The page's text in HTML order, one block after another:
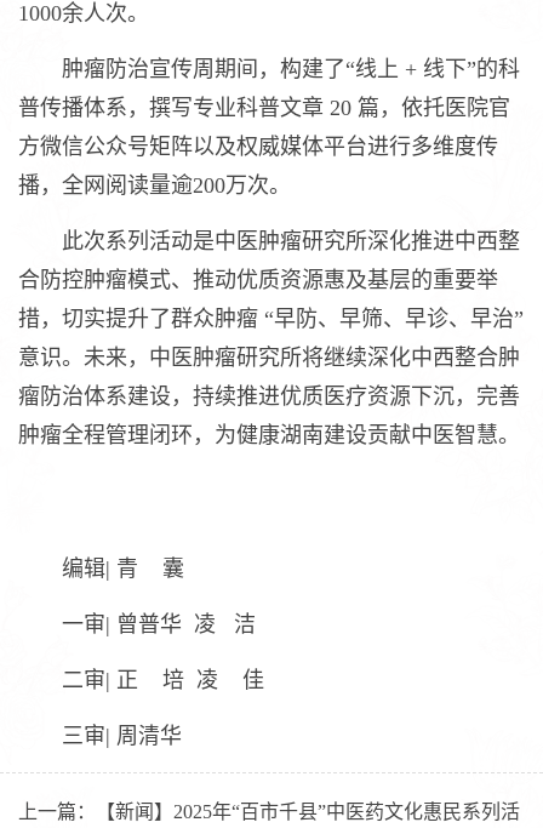
1000余人次。
肿瘤防治宣传周期间，构建了“线上 + 线下”的科
普传播体系，撰写专业科普文章 20 篇，依托医院官
方微信公众号矩阵以及权威媒体平台进行多维度传
播，全网阅读量逾200万次。
此次系列活动是中医肿瘤研究所深化推进中西整
合防控肿瘤模式、推动优质资源惠及基层的重要举
措，切实提升了群众肿瘤 “早防、早筛、早诊、早治”
意识。未来，中医肿瘤研究所将继续深化中西整合肿
瘤防治体系建设，持续推进优质医疗资源下沉，完善
肿瘤全程管理闭环，为健康湖南建设贡献中医智慧。
编辑| 青 囊
一审| 曾普华 凌 洁
二审| 正 培 凌 佳
三审| 周清华
上一篇： 【新闻】2025年“百市千县”中医药文化惠民系列活